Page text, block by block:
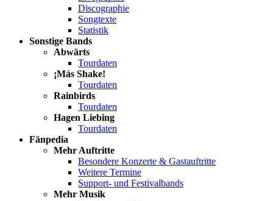
Discographie
Songtexte
Statistik
Sonstige Bands
Abwärts
Tourdaten
¡Más Shake!
Tourdaten
Rainbirds
Tourdaten
Hagen Liebing
Tourdaten
Fänpedia
Mehr Auftritte
Besondere Konzerte & Gastauftritte
Weitere Termine
Support- und Festivalbands
Mehr Musik